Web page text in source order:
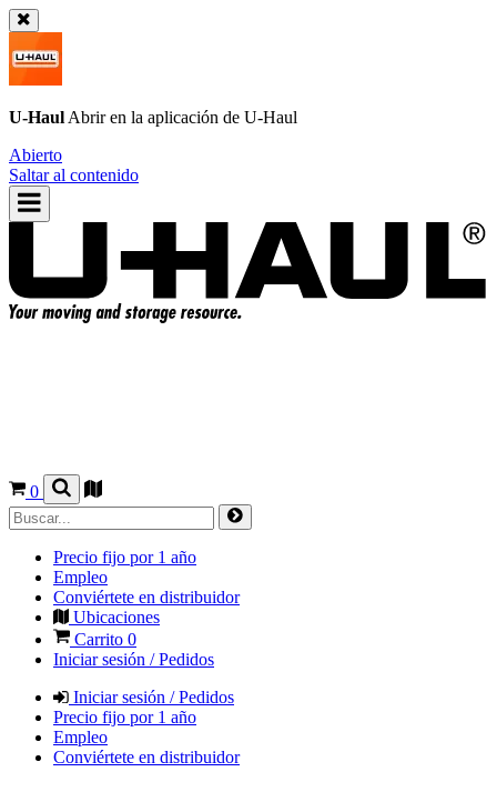
U-Haul Abrir en la aplicación de U-Haul
Abierto
Saltar al contenido
0
Precio fijo por 1 año
Empleo
Conviértete en distribuidor
Ubicaciones
Carrito 0
Iniciar sesión / Pedidos
Iniciar sesión / Pedidos
Precio fijo por 1 año
Empleo
Conviértete en distribuidor